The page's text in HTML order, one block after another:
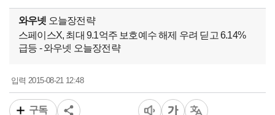
와우넷 오늘장전략
스페이스X, 최대 9.1억주 보호예수 해제 우려 딛고 6.14%
급등 - 와우넷 오늘장전략
입력 2015-08-21 12:48
구독